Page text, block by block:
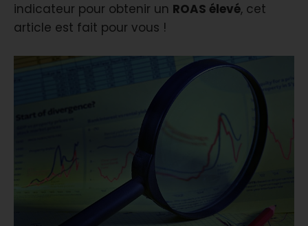
indicateur pour obtenir un ROAS élevé, cet
article est fait pour vous !